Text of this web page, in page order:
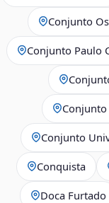
Conjunto
Conjunto Paulo
Conjunto
Conjunto
Conquista
Doca Furtado